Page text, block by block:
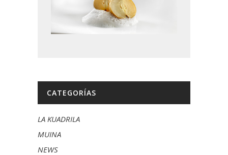
CATEGORÍAS
LA KUADRILA
MUINA
NEWS